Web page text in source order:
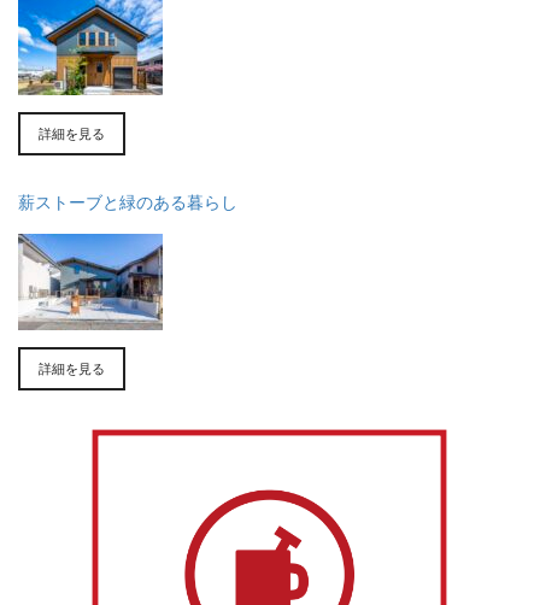
詳細を見る
薪ストーブと緑のある暮らし
詳細を見る